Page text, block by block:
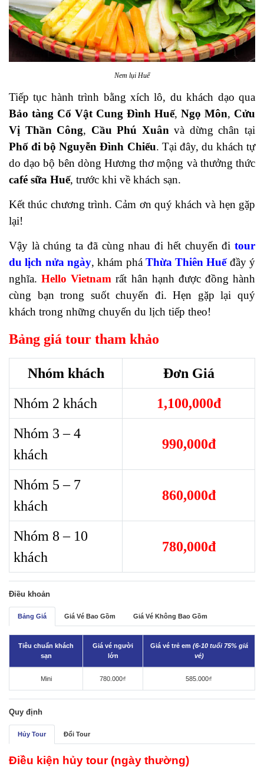
Nem lụi Huế
Tiếp tục hành trình bằng xích lô, du khách dạo qua
Bảo tàng Cổ Vật Cung Đình Huế, Ngọ Môn, Cửu
Vị Thần Công, Cầu Phú Xuân và dừng chân tại
Phố đi bộNguyễn Đình Chiểu. Tại đây, du khách tự
do dạo bộ bên dòng Hương thơ mộng và thưởng thức
café sữa Huế, trước khi về khách sạn.
Kết thúc chương trình. Cảm ơn quý khách và hẹn gặp
lại!
Vậy là chúng ta đã cùng nhau đi hết chuyến đi tour
du lịch nửa ngày, khám phá Thừa Thiên Huế đầy ý
nghĩa.Hello Vietnam rất hân hạnh được đồng hành
cùng bạn trong suốt chuyến đi. Hẹn gặp lại quý
khách trong những chuyến du lịch tiếp theo!
Bảng giá tour tham khảo
Nhóm khách
Đơn Giá
Nhóm 2 khách
1,100,000đ
Nhóm 3 – 4
khách
990,000đ
Nhóm 5 – 7
khách
860,000đ
Nhóm 8 – 10
khách
780,000đ
Điều khoản
Bảng Giá Giá Vé Bao Gồm Giá Vé Không Bao Gồm
Tiêu chuẩn khách
sạn
Giá vé người
lớn
Giá vé trẻ em (6-10 tuổi 75% giá
vé)
Mini 780.000₫ 585.000₫
Quy định
Hủy Tour Đổi Tour
Điều kiện hủy tour (ngày thường)